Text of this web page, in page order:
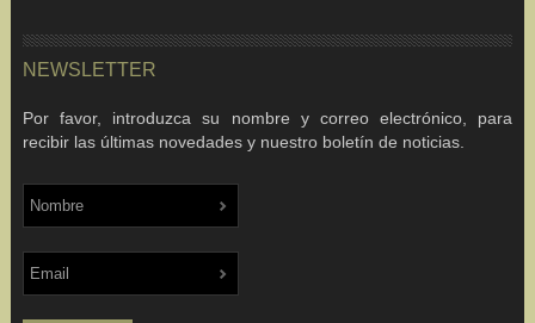
NEWSLETTER
Por favor, introduzca su nombre y correo electrónico, para
recibir las últimas novedades y nuestro boletín de noticias.